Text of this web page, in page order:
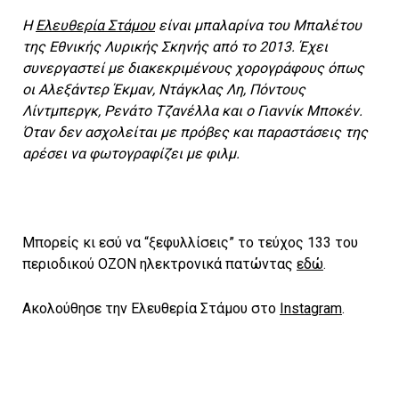
ΗΕλευθερία Στάμουείναι μπαλαρίνα του Μπαλέτου
της Εθνικής Λυρικής Σκηνής από το 2013. Έχει
συνεργαστεί με διακεκριμένους χορογράφους όπως
οι Αλεξάντερ Έκμαν, Ντάγκλας Λη, Πόντους
Λίντμπεργκ, Ρενάτο Τζανέλλα και ο Γιαννίκ Μποκέν.
Όταν δεν ασχολείται με πρόβες και παραστάσεις της
αρέσει να φωτογραφίζει με φιλμ.
Μπορείς κι εσύ να “ξεφυλλίσεις” το τεύχος 133 του
περιοδικού ΟΖΟΝ ηλεκτρονικά πατώντας εδώ.
Ακολούθησε την Ελευθερία Στάμου στο Instagram.